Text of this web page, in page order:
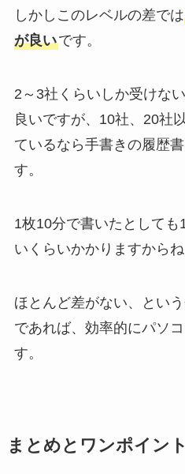
しかしこのレベルの差では
が良いです。
2～3社くらいしか受けな
良いですが、10社、20社
ているなら手書きの履歴
す。
1枚10分で書いたとして
いくらいかかりますからね
ほとんど差がない、とい
であれば、効率的にパソ
す。
まとめとワンポイント